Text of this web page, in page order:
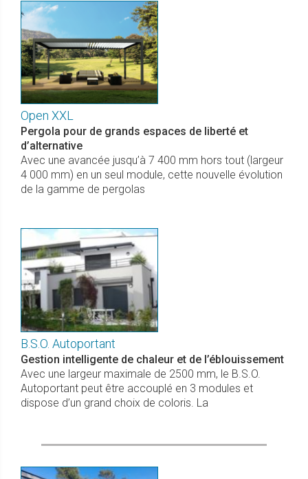
Open XXL
Pergola pour de grands espaces de liberté et
d’alternative
Avec une avancée jusqu’à 7 400 mm hors tout (largeur
4 000 mm) en un seul module, cette nouvelle évolution
de la gamme de pergolas
B.S.O. Autoportant
Gestion intelligente de chaleur et de l’éblouissement
Avec une largeur maximale de 2500 mm, le B.S.O.
Autoportant peut être accouplé en 3 modules et
dispose d’un grand choix de coloris. La